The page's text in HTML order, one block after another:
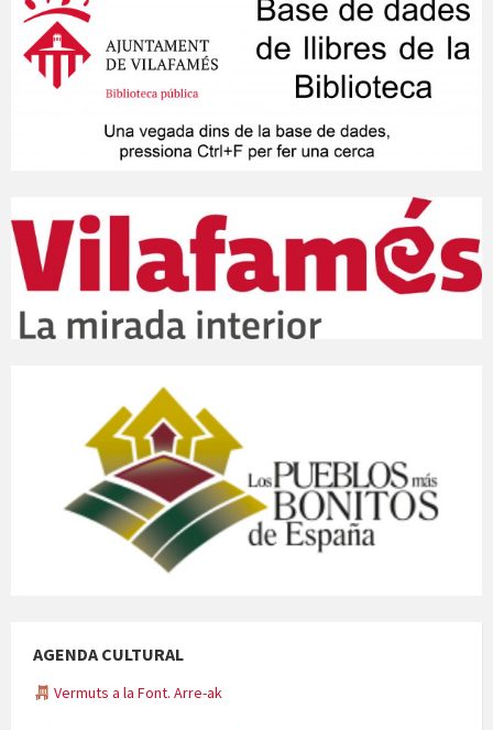
AGENDA CULTURAL
Vermuts a la Font. Arre-ak